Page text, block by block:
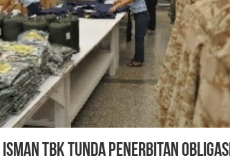
Isman Tbk Tunda Penerbitan